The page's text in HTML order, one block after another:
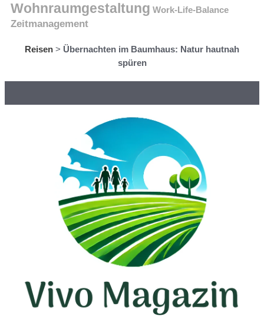
Wohnraumgestaltung Work-Life-Balance
Zeitmanagement
Reisen > Übernachten im Baumhaus: Natur hautnah
spüren